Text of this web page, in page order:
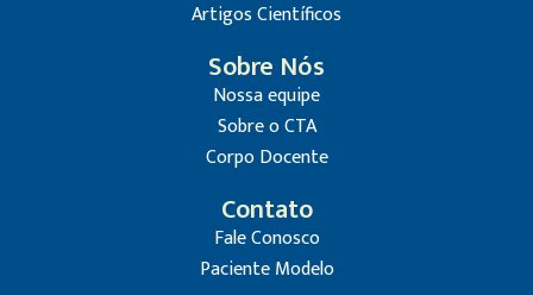
Artigos Científicos
Sobre Nós
Nossa equipe
Sobre o CTA
Corpo Docente
Contato
Fale Conosco
Paciente Modelo